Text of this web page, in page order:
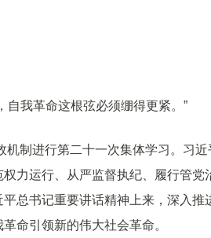
自我革命这根弦必须绷得更紧。”
机制进行第二十一次集体学习。习近
力运行、从严监督执纪、履行管党
总书记重要讲话精神上来，深入推
命引领新的伟大社会革命。